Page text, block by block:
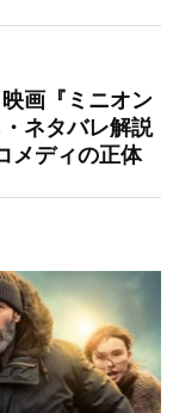
画『ミニオン
ネタバレ解説
メディの正体